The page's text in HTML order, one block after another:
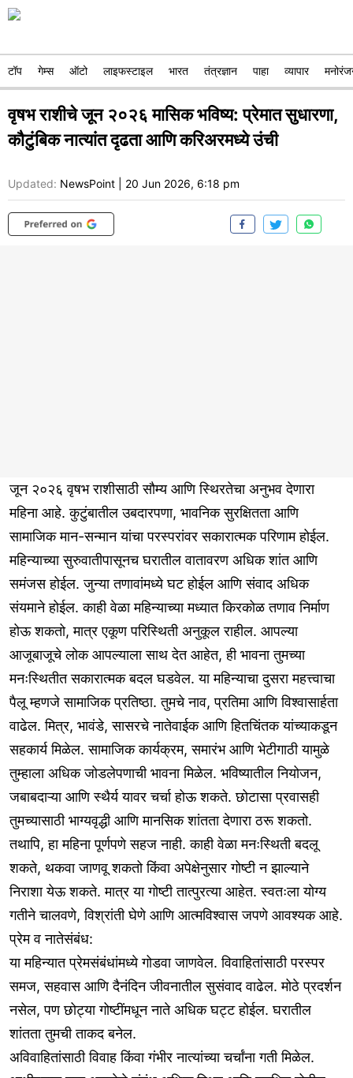
टॉप गेम्स ऑटो लाइफस्टाइल भारत तंत्रज्ञान पाहा व्यापार
वृषभ राशीचे जून २०२६ मासिक भविष्य: प्रेमात सुधारणा,
कौटुंबिक नात्यांत दृढता आणि करिअरमध्ये उंची
Updated: NewsPoint 20 Jun 2026, 6:18 pm
जून २०२६ वृषभ राशीसाठी सौम्य आणि स्थिरतेचा अनुभव देणारा
महिना आहे. कुटुंबातील उबदारपणा, भावनिक सुरक्षितता आणि
सामाजिक मान-सन्मान यांचा परस्परांवर सकारात्मक परिणाम होईल.
महिन्याच्या सुरुवातीपासूनच घरातील वातावरण अधिक शांत आणि
समंजस होईल. जुन्या तणावांमध्ये घट होईल आणि संवाद अधिक
संयमाने होईल. काही वेळा महिन्याच्या मध्यात किरकोळ तणाव निर्माण
होऊ शकतो, मात्र एकूण परिस्थिती अनुकूल राहील. आपल्या
आजूबाजूचे लोक आपल्याला साथ देत आहेत, ही भावना तुमच्या
मनःस्थितीत सकारात्मक बदल घडवेल. या महिन्याचा दुसरा महत्त्वाचा
पैलू म्हणजे सामाजिक प्रतिष्ठा. तुमचे नाव, प्रतिमा आणि विश्वासार्हता
वाढेल. मित्र, भावंडे, सासरचे नातेवाईक आणि हितचिंतक यांच्याकडून
सहकार्य मिळेल. सामाजिक कार्यक्रम, समारंभ आणि भेटीगाठी यामुळे
तुम्हाला अधिक जोडलेपणाची भावना मिळेल. भविष्यातील नियोजन,
जबाबदाऱ्या आणि स्थैर्य यावर चर्चा होऊ शकते. छोटासा प्रवासही
तुमच्यासाठी भाग्यवृद्धी आणि मानसिक शांतता देणारा ठरू शकतो.
तथापि, हा महिना पूर्णपणे सहज नाही. काही वेळा मनःस्थिती बदलू
शकते, थकवा जाणवू शकतो किंवा अपेक्षेनुसार गोष्टी न झाल्याने
निराशा येऊ शकते. मात्र या गोष्टी तात्पुरत्या आहेत. स्वतःला योग्य
गतीने चालवणे, विश्रांती घेणे आणि आत्मविश्वास जपणे आवश्यक आहे.
प्रेम व नातेसंबंध:
या महिन्यात प्रेमसंबंधांमध्ये गोडवा जाणवेल. विवाहितांसाठी परस्पर
समज, सहवास आणि दैनंदिन जीवनातील सुसंवाद वाढेल. मोठे प्रदर्शन
नसेल, पण छोट्या गोष्टींमधून नाते अधिक घट्ट होईल. घरातील
शांतता तुमची ताकद बनेल.
अविवाहितांसाठी विवाह किंवा गंभीर नात्यांच्या चर्चांना गती मिळेल.